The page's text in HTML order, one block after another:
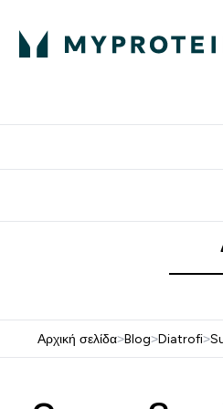
Αρχική σελίδα>Blog>Diatrofi>